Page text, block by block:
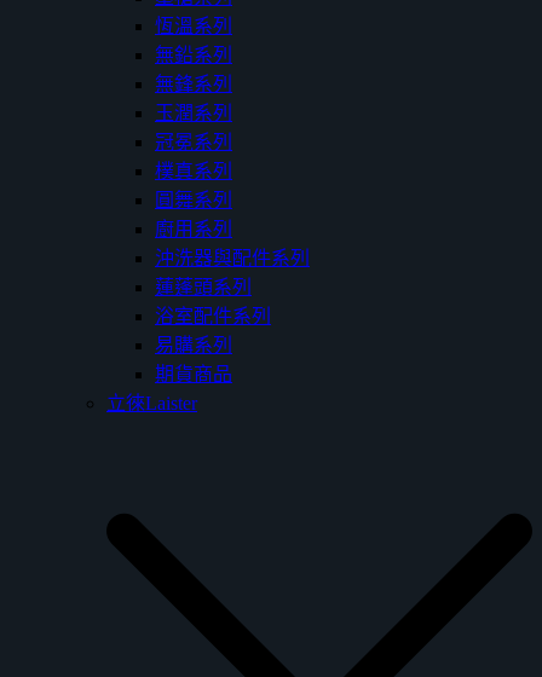
恆溫系列
無鉛系列
無鋒系列
玉潤系列
冠冕系列
樸真系列
圓舞系列
廚用系列
沖洗器與配件系列
蓮蓬頭系列
浴室配件系列
易購系列
期貨商品
立徠Laister